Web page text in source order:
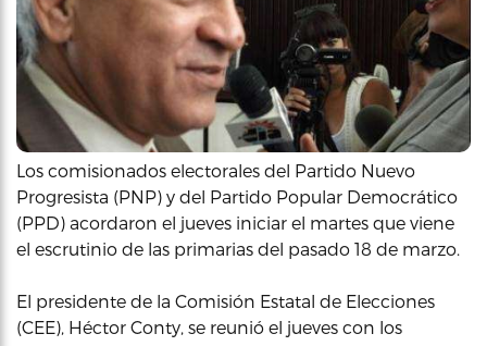
Los comisionados electorales del Partido Nuevo
Progresista (PNP) y del Partido Popular Democrático
(PPD) acordaron el jueves iniciar el martes que viene
el escrutinio de las primarias del pasado 18 de marzo.
El presidente de la Comisión Estatal de Elecciones
(CEE), Héctor Conty, se reunió el jueves con los